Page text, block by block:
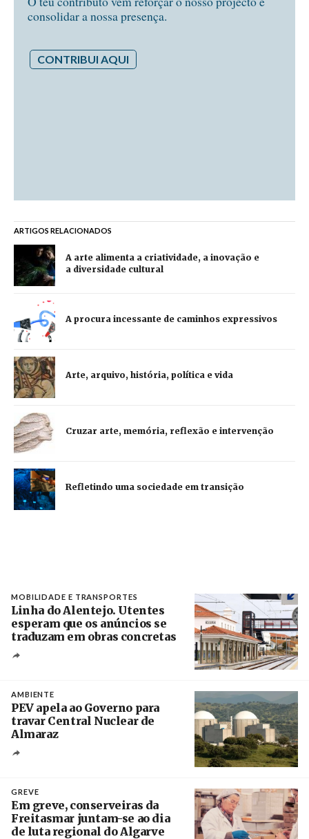
consolidar a nossa presença.
CONTRIBUI AQUI
ARTIGOS RELACIONADOS
A arte alimenta a criatividade, a inovação e
a diversidade cultural
A procura incessante de caminhos expressivos
Arte, arquivo, história, política e vida
Cruzar arte, memória, reflexão e intervenção
Refletindo uma sociedade em transição
MOBILIDADE E TRANSPORTES
Linha do Alentejo. Utentes
esperam que os anúncios se
traduzam em obras concretas
AMBIENTE
PEV apela ao Governo para
travar Central Nuclear de
Almaraz
GREVE
Em greve, conserveiras da
Freitasmar juntam-se ao dia
de luta regional do Algarve